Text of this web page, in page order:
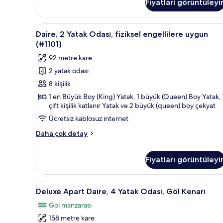
Göl
Manzaralı
(Penthouse
Suite
#1211)
hakkında
daha
fazla
detay
Fiyatları
Daire,
2
Yatak
Odası,
fiziksel
engellilere
uygun
(#1101)
için
tüm
Güneşlik/perde, ütü/ütü
2
Daire, 2 Yatak Odası, fiziksel engellilere uygun
(#1101)
92 metre kare
2 yatak odası
8 kişilik
1 en Büyük Boy (King) Yatak, 1 büyük (Queen) Boy Yatak,
çift kişilik katlanır Yatak ve 2 büyük (queen) boy çekyat
Ücretsiz kablosuz internet
Daha çok detay
Daire,
fiziksel
engellilere
uygun
(#1101)
hakkında
daha
Fiyatları
Deluxe
Apart
Daire,
4
Deluxe Apart Daire, 4 Yatak
27
Deluxe Apart Daire, 4 Yatak Odası, Göl Kenarı
Göl manzarası
158 metre kare